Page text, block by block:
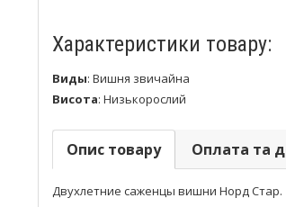
Характеристики товару:
Виды: Вишня звичайна
Висота: Низькорослий
Опис товару Оплата та
Двухлетние саженцы вишни Норд Стар.